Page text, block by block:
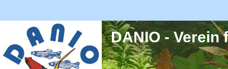
DANIO -